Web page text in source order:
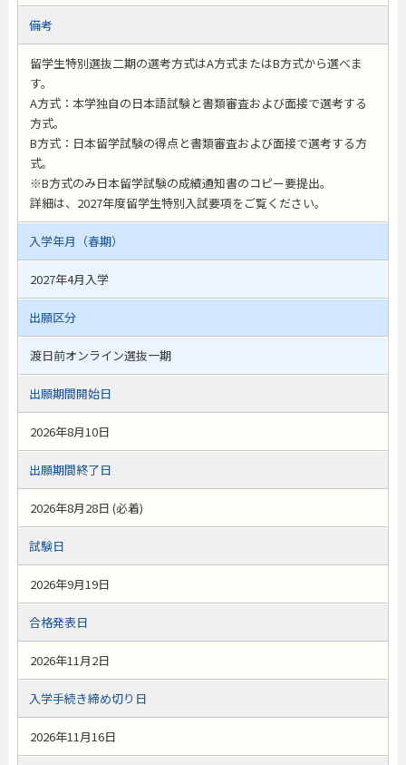
備考
留学生特別選抜二期の選考方式はA方式またはB方式から選べま
す。
A方式：本学独自の日本語試験と書類審査および面接で選考する
方式。
B方式：日本留学試験の得点と書類審査および面接で選考する方
式。
※B方式のみ日本留学試験の成績通知書のコピー要提出。
詳細は、2027年度留学生特別入試要項をご覧ください。
入学年月（春期）
2027年4月入学
出願区分
渡日前オンライン選抜一期
出願期間開始日
2026年8月10日
出願期間終了日
2026年8月28日 (必着)
試験日
2026年9月19日
合格発表日
2026年11月2日
入学手続き締め切り日
2026年11月16日